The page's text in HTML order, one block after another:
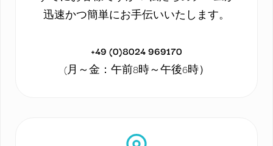
迅速かつ簡単にお手伝いいたします。
+49 (0)8024 969170
(月～金：午前8時～午後6時）